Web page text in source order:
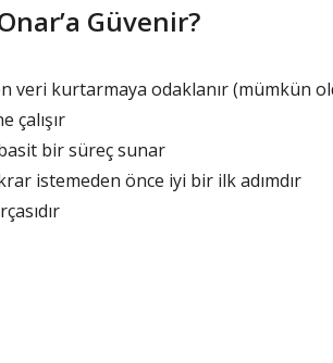
Güvenir?
veri kurtarmaya odaklanır (mümkün
çalışır
bir süreç sunar
istemeden önce iyi bir ilk adımdır